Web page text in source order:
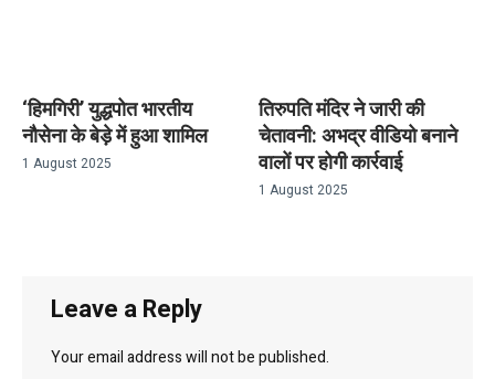
‘हिमगिरी’ युद्धपोत भारतीय
नौसेना के बेड़े में हुआ शामिल
1 August 2025
तिरुपति मंदिर ने जारी की
चेतावनी: अभद्र वीडियो बनाने
वालों पर होगी कार्रवाई
1 August 2025
Leave a Reply
Your email address will not be published.